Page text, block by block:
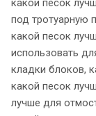
какой песок
под тротуарную
какой песок
использовать
кладки блоков,
какой песок
лучше для